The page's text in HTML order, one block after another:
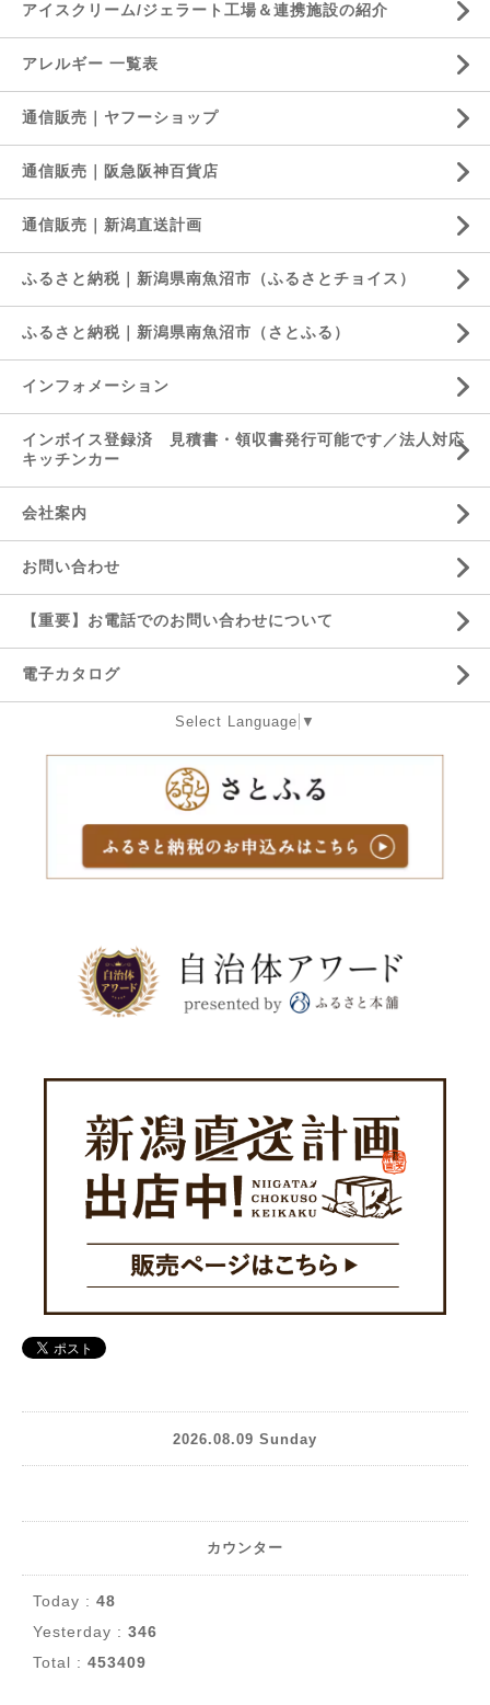
アイスクリーム/ジェラート工場＆連携施設の紹介
アレルギー 一覧表
通信販売｜ヤフーショップ
通信販売｜阪急阪神百貨店
通信販売｜新潟直送計画
ふるさと納税｜新潟県南魚沼市（ふるさとチョイス）
ふるさと納税｜新潟県南魚沼市（さとふる）
インフォメーション
インボイス登録済 見積書・領収書発行可能です／法人対応
キッチンカー
会社案内
お問い合わせ
【重要】お電話でのお問い合わせについて
電子カタログ
Select Language ▼
2026.08.09 Sunday
カウンター
Today : 48
Yesterday : 346
Total : 453409